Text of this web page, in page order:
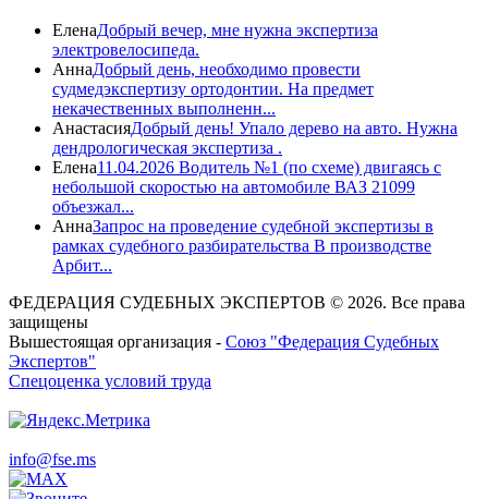
ЕленаДобрый вечер, мне нужна экспертиза
электровелосипеда.
АннаДобрый день, необходимо провести
судмедэкспертизу ортодонтии. На предмет
некачественных выполненн...
АнастасияДобрый день! Упало дерево на авто. Нужна
дендрологическая экспертиза .
Елена11.04.2026 Водитель №1 (по схеме) двигаясь с
небольшой скоростью на автомобиле ВАЗ 21099
объезжал...
АннаЗапрос на проведение судебной экспертизы в
рамках судебного разбирательства В производстве
Арбит...
ФЕДЕРАЦИЯ СУДЕБНЫХ ЭКСПЕРТОВ © 2026. Все права
защищены
Вышестоящая организация - Союз "Федерация Судебных
Экспертов"
Спецоценка условий труда
info@fse.ms